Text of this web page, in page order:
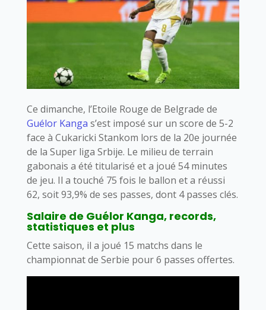
Ce dimanche, l’Etoile Rouge de Belgrade de
Guélor Kanga s’est imposé sur un score de 5-2
face à Cukaricki Stankom lors de la 20e journée
de la Super liga Srbije. Le milieu de terrain
gabonais a été titularisé et a joué 54 minutes
de jeu. Il a touché 75 fois le ballon et a réussi
62, soit 93,9% de ses passes, dont 4 passes clés.
Salaire de Guélor Kanga, records,
statistiques et plus
Cette saison, il a joué 15 matchs dans le
championnat de Serbie pour 6 passes offertes.